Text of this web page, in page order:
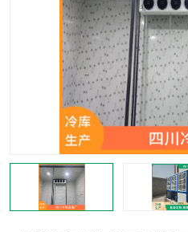
资阳冻库，资阳冻库安装
乐山冻库,乐山保鲜冷库
雅安冷库,雅安冻库
烘干冷链
内江冷库，内江冻库